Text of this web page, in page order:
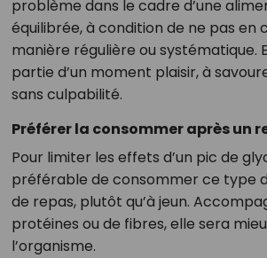
problème dans le cadre d’une
équilibrée, à condition de ne pas en
manière régulière ou systématique.
partie d’un moment plaisir, à
sans culpabilité.
Préférer la consommer après un
Pour limiter les effets d’un pic de
préférable de consommer ce type
de repas, plutôt qu’à jeun.
protéines ou de fibres, elle sera
l’organisme.